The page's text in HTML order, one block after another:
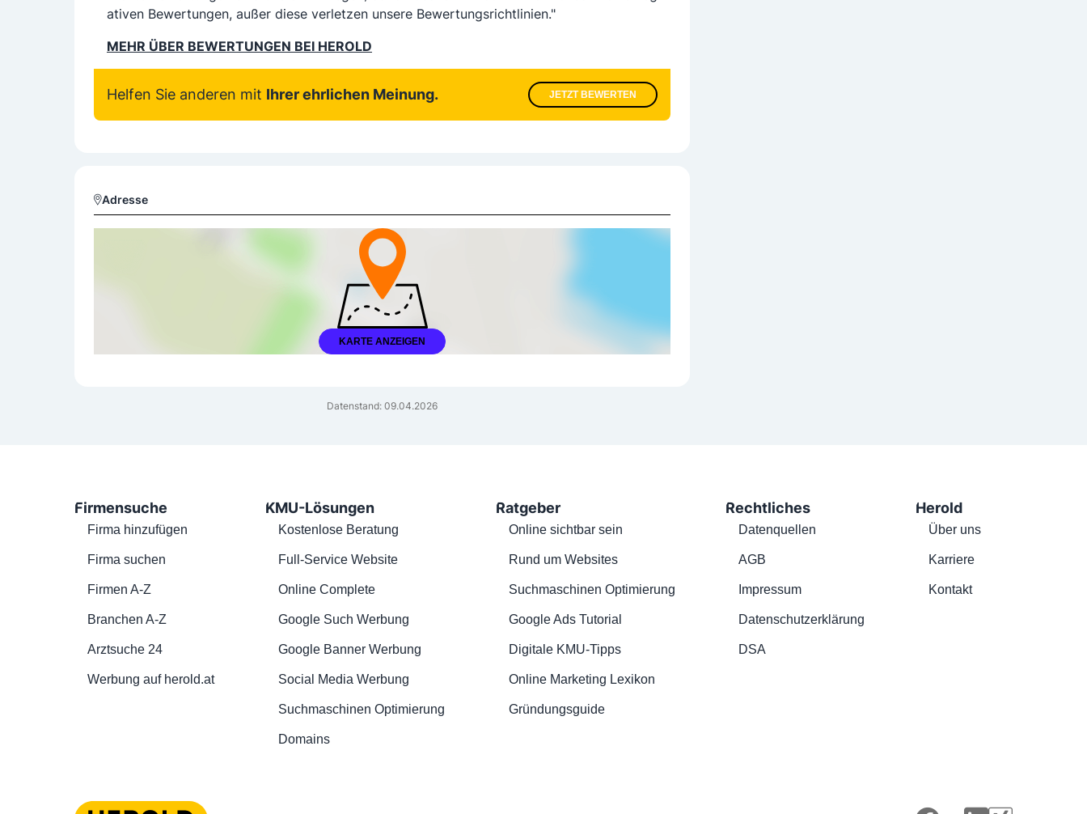
ativen Bewertungen, außer diese verletzen unsere Bewertungsrichtlinien."
MEHR ÜBER BEWERTUNGEN BEI HEROLD
Helfen Sie anderen mit Ihrer ehrlichen Meinung. JETZT BEWERTEN
Adresse
KARTE ANZEIGEN
Datenstand: 09.04.2026
Firmensuche
Firma hinzufügen
Firma suchen
Firmen A-Z
Branchen A-Z
Arztsuche 24
Werbung auf herold.at
KMU-Lösungen
Kostenlose Beratung
Full-Service Website
Online Complete
Google Such Werbung
Google Banner Werbung
Social Media Werbung
Suchmaschinen Optimierung
Domains
Ratgeber
Online sichtbar sein
Rund um Websites
Suchmaschinen Optimierung
Google Ads Tutorial
Digitale KMU-Tipps
Online Marketing Lexikon
Gründungsguide
Rechtliches
Datenquellen
AGB
Impressum
Datenschutzerklärung
DSA
Herold
Über uns
Karriere
Kontakt